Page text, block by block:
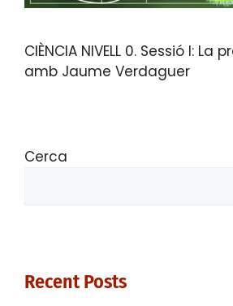
CIÈNCIA NIVELL 0. Sessió I: La
amb Jaume Verdaguer
Cerca
Recent Posts